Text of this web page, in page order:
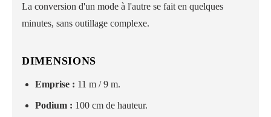
La conversion d'un mode à l'autre se fait en quelques
minutes, sans outillage complexe.
DIMENSIONS
Emprise : 11 m / 9 m.
Podium : 100 cm de hauteur.